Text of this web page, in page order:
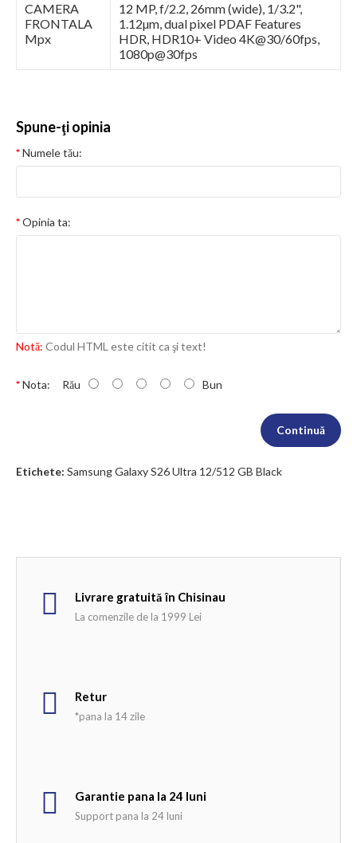
CAMERA
FRONTALA
Mpx
12 MP, f/2.2, 26mm (wide), 1/3.2",
1.12µm, dual pixel PDAF Features
HDR, HDR10+ Video 4K@30/60fps,
1080p@30fps
Spune-ţi opinia
Numele tău:
Opinia ta:
Notă: Codul HTML este citit ca şi text!
Nota: Rău Bun
Continuă
Etichete: Samsung Galaxy S26 Ultra 12/512 GB Black
Livrare gratuită în Chisinau
La comenzile de la 1999 Lei
Retur
*pana la 14 zile
Garantie pana la 24 luni
Support pana la 24 luni